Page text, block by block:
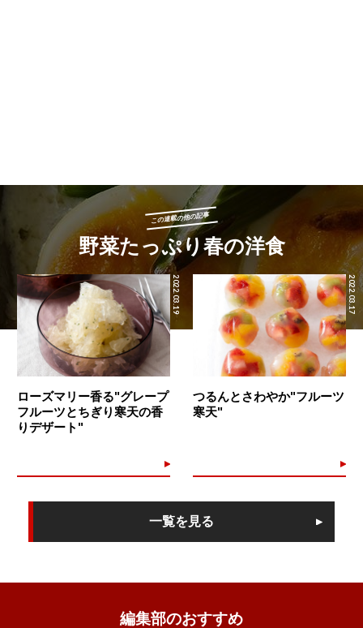
この連載の他の記事
野菜たっぷり春の洋食
2022.03.19
ローズマリー香る"グレープ
フルーツとちぎり寒天の香
りデザート"
2022.03.17
つるんとさわやか"フルーツ
寒天"
一覧を見る
編集部のおすすめ